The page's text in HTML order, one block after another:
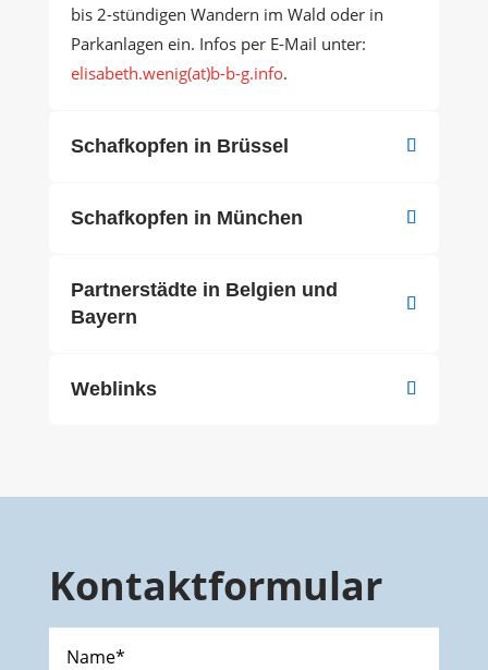
bis 2-stündigen Wandern im Wald oder in
Parkanlagen ein. Infos per E-Mail unter:
elisabeth.wenig(at)b-b-g.info.
Schafkopfen in Brüssel
Schafkopfen in München
Partnerstädte in Belgien und
Bayern
Weblinks
Kontaktformular